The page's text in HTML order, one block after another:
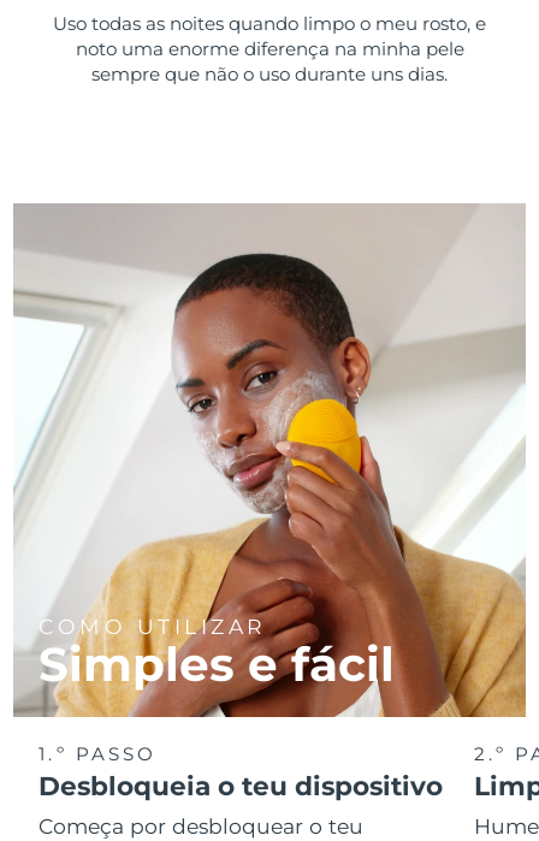
Uso todas as noites quando limpo o meu rosto, e
noto uma enorme diferença na minha pele
sempre que não o uso durante uns dias.
COMO UTILIZAR
Simples e fácil
1.º PASSO
Desbloqueia o teu dispositivo
Começa por desbloquear o teu
2.º